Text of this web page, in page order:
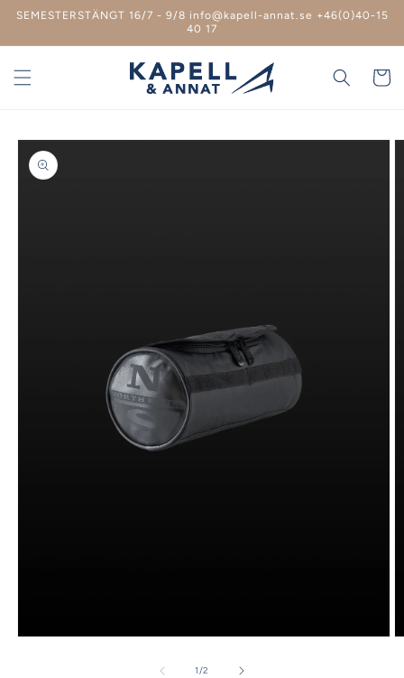
vidare
innehåll
SEMESTERSTÄNGT 16/7 - 9/8 info@kapell-annat.se +46(0)40-15
40 17
vidare till
1/av
2